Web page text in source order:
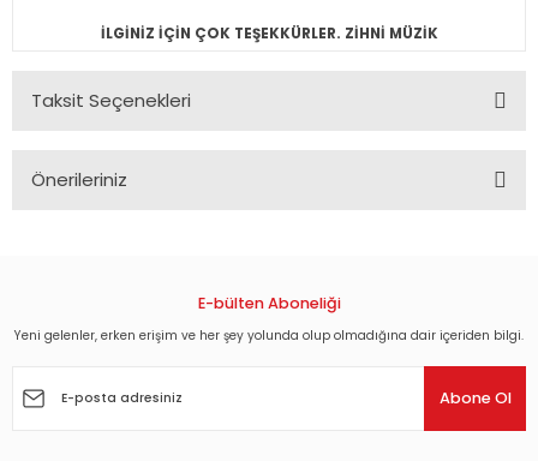
İLGİNİZ İÇİN ÇOK TEŞEKKÜRLER. ZİHNİ MÜZİK
Taksit Seçenekleri
Önerileriniz
Görüş ve önerileriniz için teşekkür ederiz.
Ürün açıklamasında eksik bilgiler bulunuyor.
E-bülten Aboneliği
Yeni gelenler, erken erişim ve her şey yolunda olup olmadığına dair içeriden bilgi.
Abone Ol